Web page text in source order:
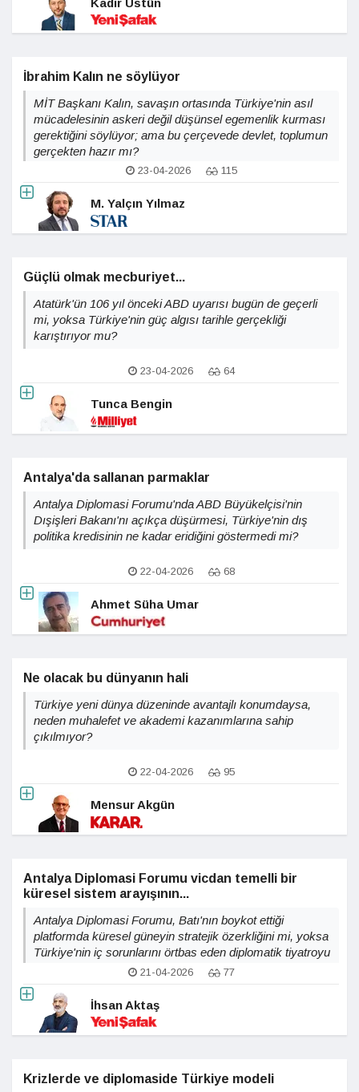
İbrahim Kalın ne söylüyor
MİT Başkanı Kalın, savaşın ortasında Türkiye'nin asıl
mücadelesinin askeri değil düşünsel egemenlik kurması
gerektiğini söylüyor; ama bu çerçevede devlet, toplumun
gerçekten hazır mı?
23-04-2026 115
M. Yalçın Yılmaz
Güçlü olmak mecburiyet...
Atatürk'ün 106 yıl önceki ABD uyarısı bugün de geçerli
mi, yoksa Türkiye'nin güç algısı tarihle gerçekliği
karıştırıyor mu?
23-04-2026 64
Tunca Bengin
Antalya'da sallanan parmaklar
Antalya Diplomasi Forumu'nda ABD Büyükelçisi'nin
Dışişleri Bakanı'nı açıkça düşürmesi, Türkiye'nin dış
politika kredisinin ne kadar eridiğini göstermedi mi?
22-04-2026 68
Ahmet Süha Umar
Ne olacak bu dünyanın hali
Türkiye yeni dünya düzeninde avantajlı konumdaysa,
neden muhalefet ve akademi kazanımlarına sahip
çıkılmıyor?
22-04-2026 95
Mensur Akgün
Antalya Diplomasi Forumu vicdan temelli bir
küresel sistem arayışının...
Antalya Diplomasi Forumu, Batı'nın boykot ettiği
platformda küresel güneyin stratejik özerkliğini mi, yoksa
Türkiye'nin iç sorunlarını örtbas eden diplomatik tiyatroyu
mu başarıyla yönetiyor?21-04-2026 77
İhsan Aktaş
Krizlerde ve diplomaside Türkiye modeli